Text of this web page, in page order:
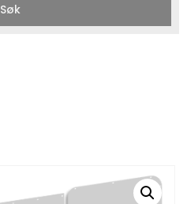
Søk